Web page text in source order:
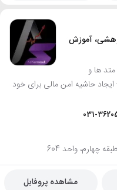
آموزش
ها و
ایجاد حاشیه امن مالی برای خود
031-
مشاهده پروفایل